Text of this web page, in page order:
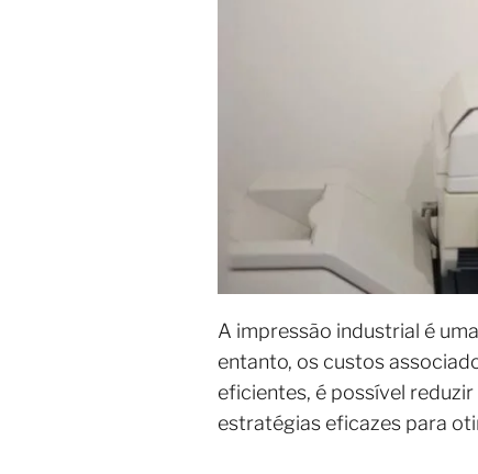
A impressão industrial é
entanto, os custos
eficientes, é possível
estratégias eficazes para